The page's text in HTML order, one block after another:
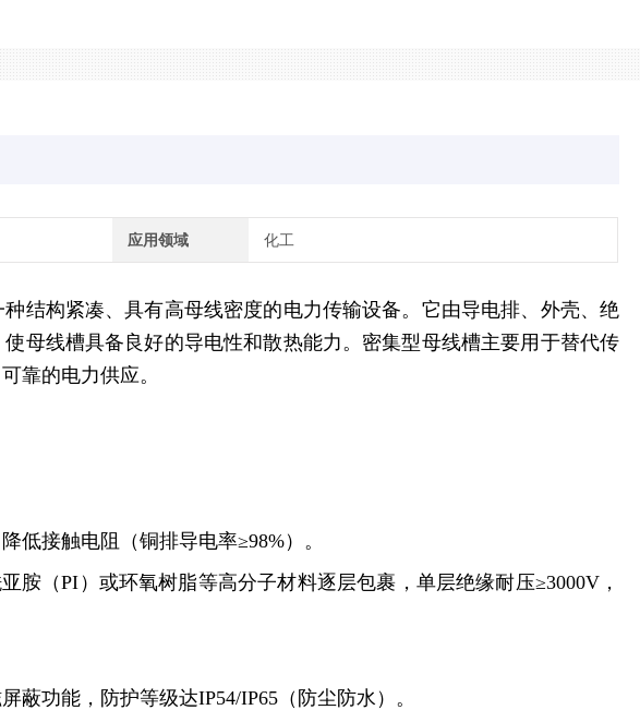
应用领域 化工
结构紧凑、具有高母线密度的电力传输设备。它由导电排、外壳、绝
母线槽具备良好的导电性和散热能力。密集型母线槽主要用于替代传
靠的电力供应。
低接触电阻（铜排导电率≥98%）。
胺（PI）或环氧树脂等高分子材料逐层包裹，单层绝缘耐压≥3000V，
蔽功能，防护等级达IP54/IP65（防尘防水）。